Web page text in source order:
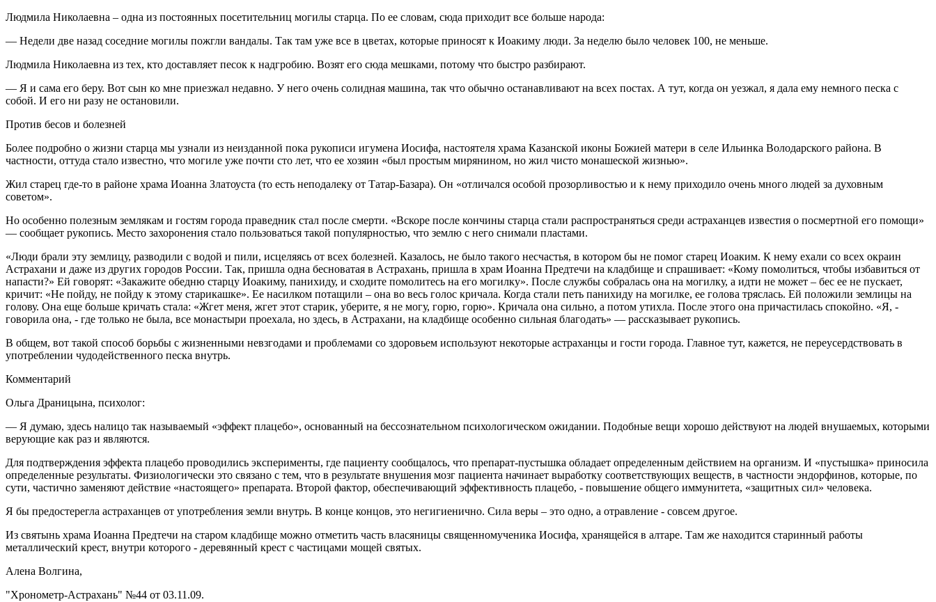
Людмила Николаевна – одна из постоянных посетительниц могилы старца. По ее словам, сюда приходит все больше народа:
— Недели две назад соседние могилы пожгли вандалы. Так там уже все в цветах, которые приносят к Иоакиму люди. За неделю было человек 100, не меньше.
Людмила Николаевна из тех, кто доставляет песок к надгробию. Возят его сюда мешками, потому что быстро разбирают.
— Я и сама его беру. Вот сын ко мне приезжал недавно. У него очень солидная машина, так что обычно останавливают на всех постах. А тут, когда он уезжал, я дала ему немного песка с
собой. И его ни разу не остановили.
Против бесов и болезней
Более подробно о жизни старца мы узнали из неизданной пока рукописи игумена Иосифа, настоятеля храма Казанской иконы Божией матери в селе Ильинка Володарского района. В
частности, оттуда стало известно, что могиле уже почти сто лет, что ее хозяин «был простым мирянином, но жил чисто монашеской жизнью».
Жил старец где-то в районе храма Иоанна Златоуста (то есть неподалеку от Татар-Базара). Он «отличался особой прозорливостью и к нему приходило очень много людей за духовным
советом».
Но особенно полезным землякам и гостям города праведник стал после смерти. «Вскоре после кончины старца стали распространяться среди астраханцев известия о посмертной его помощи»
— сообщает рукопись. Место захоронения стало пользоваться такой популярностью, что землю с него снимали пластами.
«Люди брали эту землицу, разводили с водой и пили, исцеляясь от всех болезней. Казалось, не было такого несчастья, в котором бы не помог старец Иоаким. К нему ехали со всех окраин
Астрахани и даже из других городов России. Так, пришла одна бесноватая в Астрахань, пришла в храм Иоанна Предтечи на кладбище и спрашивает: «Кому помолиться, чтобы избавиться от
напасти?» Ей говорят: «Закажите обедню старцу Иоакиму, панихиду, и сходите помолитесь на его могилку». После службы собралась она на могилку, а идти не может – бес ее не пускает,
кричит: «Не пойду, не пойду к этому старикашке». Ее насилком потащили – она во весь голос кричала. Когда стали петь панихиду на могилке, ее голова тряслась. Ей положили землицы на
голову. Она еще больше кричать стала: «Жгет меня, жгет этот старик, уберите, я не могу, горю, горю». Кричала она сильно, а потом утихла. После этого она причастилась спокойно. «Я, -
говорила она, - где только не была, все монастыри проехала, но здесь, в Астрахани, на кладбище особенно сильная благодать» — рассказывает рукопись.
В общем, вот такой способ борьбы с жизненными невзгодами и проблемами со здоровьем используют некоторые астраханцы и гости города. Главное тут, кажется, не переусердствовать в
употреблении чудодейственного песка внутрь.
Комментарий
Ольга Драницына, психолог:
— Я думаю, здесь налицо так называемый «эффект плацебо», основанный на бессознательном психологическом ожидании. Подобные вещи хорошо действуют на людей внушаемых, которыми
верующие как раз и являются.
Для подтверждения эффекта плацебо проводились эксперименты, где пациенту сообщалось, что препарат-пустышка обладает определенным действием на организм. И «пустышка» приносила
определенные результаты. Физиологически это связано с тем, что в результате внушения мозг пациента начинает выработку соответствующих веществ, в частности эндорфинов, которые, по
сути, частично заменяют действие «настоящего» препарата. Второй фактор, обеспечивающий эффективность плацебо, - повышение общего иммунитета, «защитных сил» человека.
Я бы предостерегла астраханцев от употребления земли внутрь. В конце концов, это негигиенично. Сила веры – это одно, а отравление - совсем другое.
Из святынь храма Иоанна Предтечи на старом кладбище можно отметить часть власяницы священномученика Иосифа, хранящейся в алтаре. Там же находится старинный работы
металлический крест, внутри которого - деревянный крест с частицами мощей святых.
Алена Волгина,
"Хронометр-Астрахань" №44 от 03.11.09.